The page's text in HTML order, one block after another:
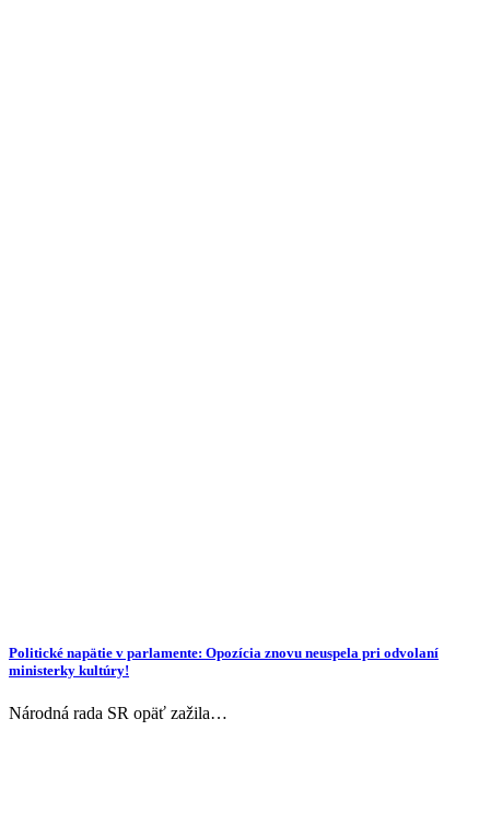
Politické napätie v parlamente: Opozícia znovu neuspela pri odvolaní
ministerky kultúry!
Národná rada SR opäť zažila…